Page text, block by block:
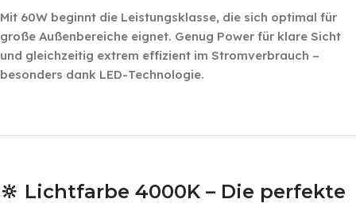
Mit 60W beginnt die Leistungsklasse, die sich optimal für
große Außenbereiche eignet. Genug Power für klare Sicht
und gleichzeitig extrem effizient im Stromverbrauch –
besonders dank LED-Technologie.
🔆 Lichtfarbe 4000K – Die perfekte